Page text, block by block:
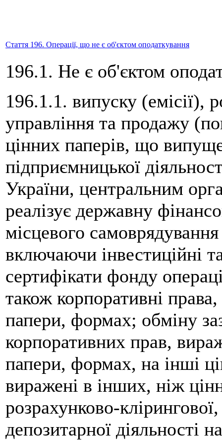
Стаття 196. Операції, що не є об'єктом оподаткування
196.1. Не є об'єктом
196.1.1. випуску (емісії),
управління та продажу
цінних паперів, що
підприємницької
України, центральним
реалізує державну
місцевого
включаючи інвестиційні
сертифікати фонду
також корпоративні
папери, формах; обміну
корпоративних прав,
папери, формах, на інші
виражені в інших, ніж
розрахунково-
депозитарної діяльності